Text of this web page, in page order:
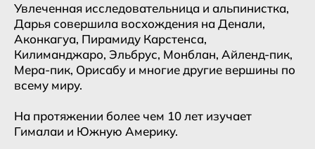
Увлеченная исследовательница и альпинистка,
Дарья совершила восхождения на Денали,
Аконкагуа, Пирамиду Карстенса,
Килиманджаро, Эльбрус, Монблан, Айленд-пик,
Мера-пик, Орисабу и многие другие вершины по
всему миру.
На протяжении более чем 10 лет изучает
Гималаи и Южную Америку.